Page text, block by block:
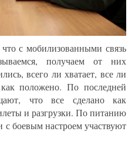
с мобилизованными связь
получаем от них
всего ли хватает, все ли
положено. По последней
что все сделано как
и разгрузки. По питанию
боевым настроем участвуют